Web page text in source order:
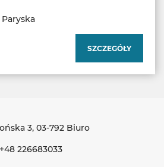
SZCZEGÓŁY
3, 03-792 Biuro
+48 226683033